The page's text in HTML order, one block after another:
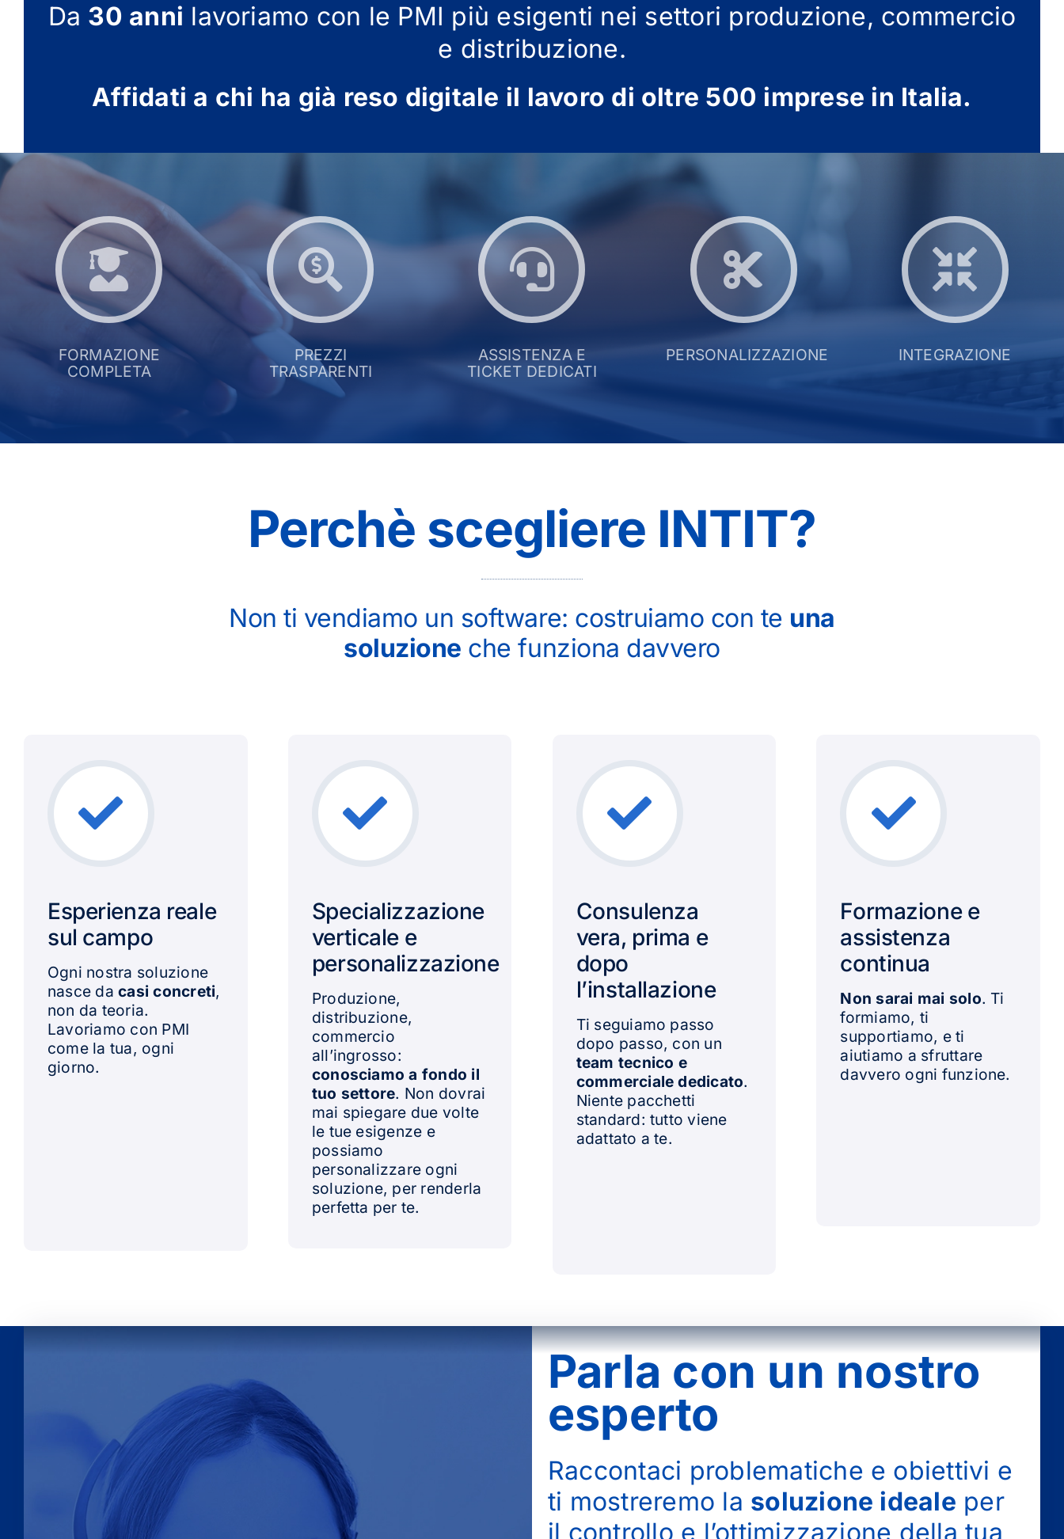
Da 30 anni lavoriamo con le PMI più esigenti nei settori produzione, commercio
e distribuzione.
Affidati a chi ha già reso digitale il lavoro di oltre 500 imprese in Italia.
FORMAZIONE
COMPLETA
PREZZI
TRASPARENTI
ASSISTENZA E
TICKET DEDICATI
PERSONALIZZAZIONE INTEGRAZIONE
Perchè scegliere INTIT?
Non ti vendiamo un software: costruiamo con te una
soluzione che funziona davvero
Esperienza reale
sul campo
Ogni nostra soluzione
nasce da casi concreti,
non da teoria.
Lavoriamo con PMI
come la tua, ogni
giorno.
Specializzazione
verticale e
personalizzazione
Produzione,
distribuzione,
commercio
all’ingrosso:
conosciamo a fondo il
tuo settore. Non dovrai
mai spiegare due volte
le tue esigenze e
possiamo
personalizzare ogni
soluzione, per renderla
perfetta per te.
Consulenza
vera, prima e
dopo
l’installazione
Ti seguiamo passo
dopo passo, con un
team tecnico e
commerciale dedicato.
Niente pacchetti
standard: tutto viene
adattato a te.
Formazione e
assistenza
continua
Non sarai mai solo. Ti
formiamo, ti
supportiamo, e ti
aiutiamo a sfruttare
davvero ogni funzione.
Parla con un nostro
esperto
Raccontaci problematiche e obiettivi e
ti mostreremo la soluzione ideale per
il controllo e l’ottimizzazione della tua